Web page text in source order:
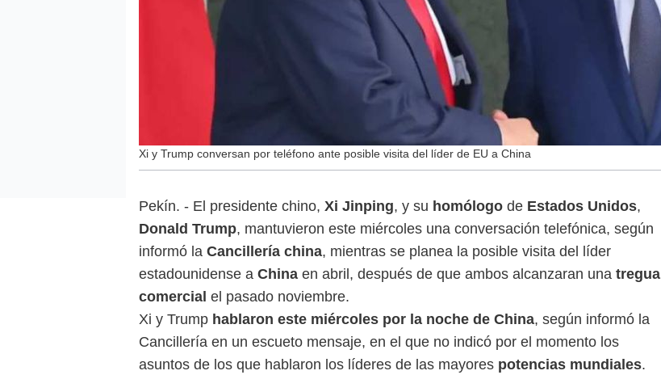
Xi y Trump conversan por teléfono ante posible visita del líder de EU a China
Pekín. - El presidente chino, Xi Jinping, y su homólogo de Estados Unidos,
Donald Trump, mantuvieron este miércoles una conversación telefónica, según
informó la Cancillería china, mientras se planea la posible visita del líder
estadounidense a China en abril, después de que ambos alcanzaran una tregua
comercial el pasado noviembre.
Xi y Trump hablaron este miércoles por la noche de China, según informó la
Cancillería en un escueto mensaje, en el que no indicó por el momento los
asuntos de los que hablaron los líderes de las mayores potencias mundiales.